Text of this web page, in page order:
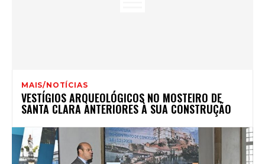
MAIS/NOTÍCIAS
VESTÍGIOS ARQUEOLÓGICOS NO MOSTEIRO DE
SANTA CLARA ANTERIORES À SUA CONSTRUÇÃO